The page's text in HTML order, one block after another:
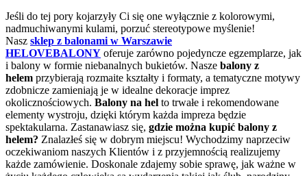
Jeśli do tej pory kojarzyły Ci się one wyłącznie z kolorowymi,
nadmuchiwanymi kulami, porzuć stereotypowe myślenie!
Nasz sklep z balonami w Warszawie
HELOVEBALONY oferuje zarówno pojedyncze egzemplarze, jak
i balony w formie niebanalnych bukietów. Nasze balony z
helem przybierają rozmaite kształty i formaty, a tematyczne motywy
zdobnicze zamieniają je w idealne dekoracje imprez
okolicznościowych. Balony na hel to trwałe i rekomendowane
elementy wystroju, dzięki którym każda impreza będzie
spektakularna. Zastanawiasz się, gdzie można kupić balony z
helem? Znalazłeś się w dobrym miejscu! Wychodzimy naprzeciw
oczekiwaniom naszych Klientów i z przyjemnością realizujemy
każde zamówienie. Doskonale zdajemy sobie sprawę, jak ważne w